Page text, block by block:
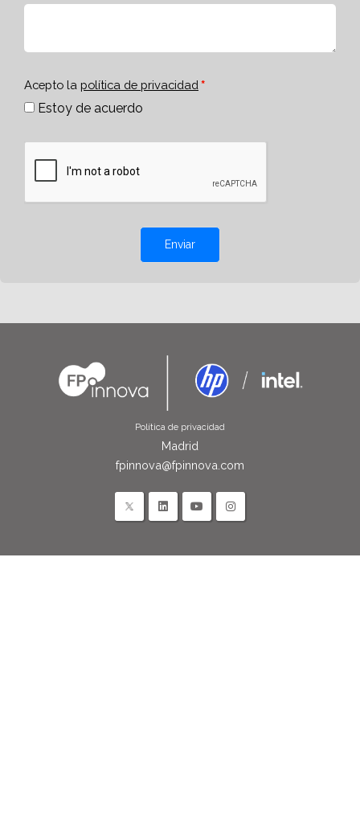
Acepto la política de privacidad
Estoy de acuerdo
Enviar
Política de privacidad
Madrid
fpinnova@fpinnova.com